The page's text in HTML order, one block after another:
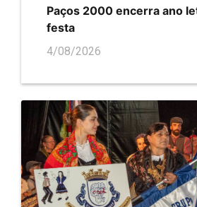
Paços 2000 encerra ano
festa
4/08/2026